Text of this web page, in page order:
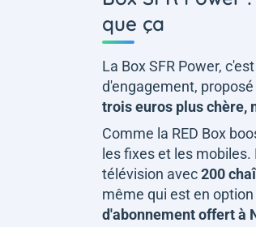
que ça
La Box SFR Power,
d'engagement,
trois euros plus chère,
Comme la RED Box
les fixes et les
télévision avec200
même qui est en
d'abonnement offert à